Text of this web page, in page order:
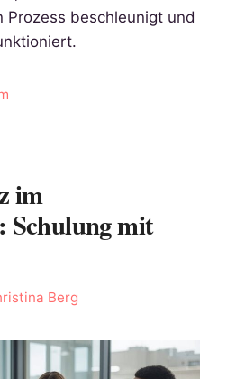
Prozess beschleunigt und
im
Schulung mit
Berg